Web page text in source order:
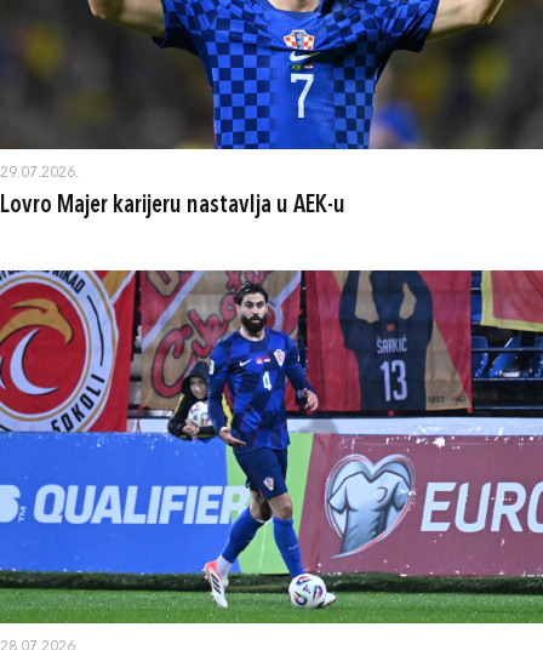
29.07.2026.
Lovro Majer karijeru nastavlja u AEK-u